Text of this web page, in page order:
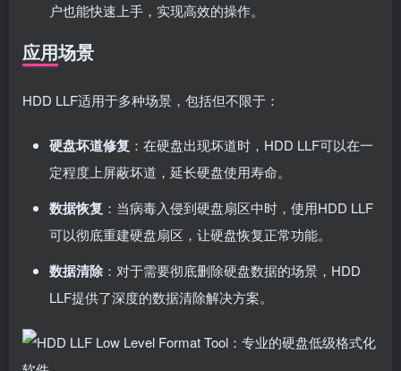
户也能快速上手，实现高效的操作。
应用场景
HDD LLF适用于多种场景，包括但不限于：
硬盘坏道修复 ：在硬盘出现坏道时，HDD LLF可以在一
定程度上屏蔽坏道，延长硬盘使用寿命。
数据恢复 ：当病毒入侵到硬盘扇区中时，使用HDD LLF
可以彻底重建硬盘扇区，让硬盘恢复正常功能。
数据清除 ：对于需要彻底删除硬盘数据的场景，HDD
LLF提供了深度的数据清除解决方案。